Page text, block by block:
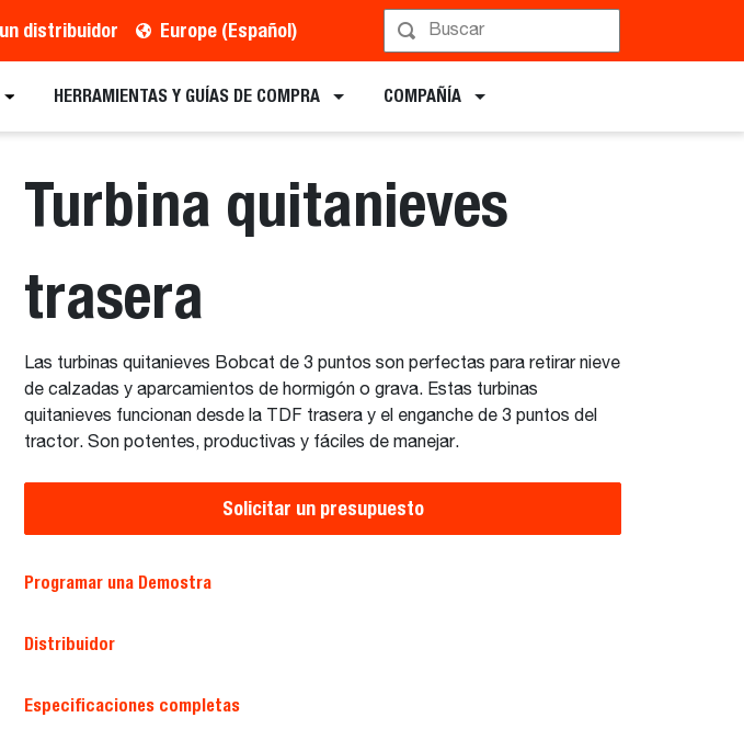
distribuidor Europe (Español)
HERRAMIENTAS Y GUÍAS DE COMPRA COMPAÑÍA
Turbina quitanieves
trasera
Las turbinas quitanieves Bobcat de 3 puntos son perfectas para retirar nieve
de calzadas y aparcamientos de hormigón o grava. Estas turbinas
quitanieves funcionan desde la TDF trasera y el enganche de 3 puntos del
tractor. Son potentes, productivas y fáciles de manejar.
Solicitar un presupuesto
Programar una Demostra
Distribuidor
Especificaciones completas
Solicitar un folleto Programe una demostración